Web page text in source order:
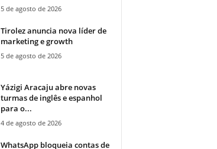
5 de agosto de 2026
Tirolez anuncia nova líder de
marketing e growth
5 de agosto de 2026
Yázigi Aracaju abre novas
turmas de inglês e espanhol
para o...
4 de agosto de 2026
WhatsApp bloqueia contas de